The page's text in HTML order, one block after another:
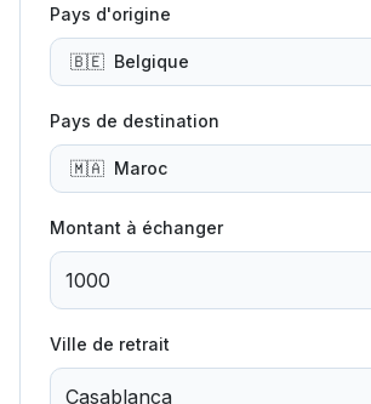
Pays d'origine
🇧🇪 Belgique
Pays de destination
🇲🇦 Maroc
Montant à échanger
Ville de retrait